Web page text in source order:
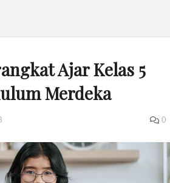
Ajar Kelas 5
Merdeka
0